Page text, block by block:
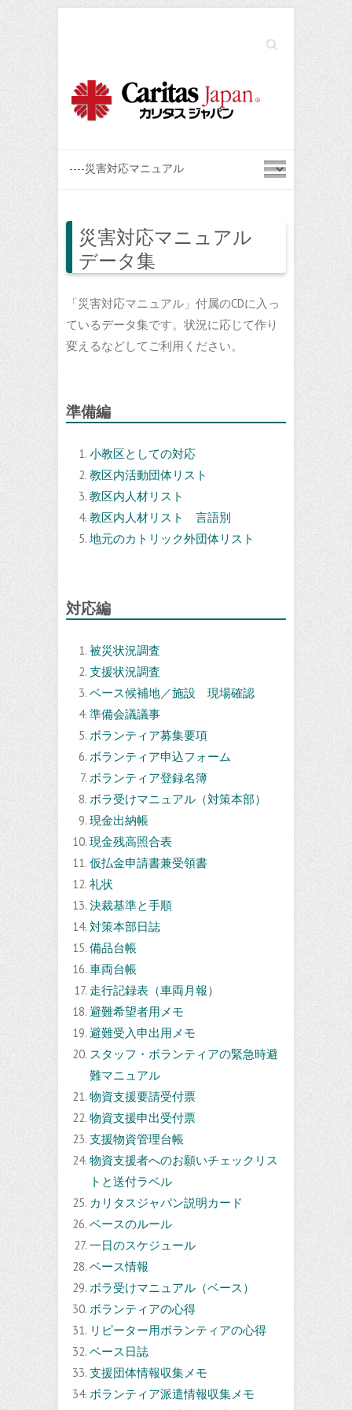
Search
災害対応マニュアル
データ集
「災害対応マニュアル」付属のCDに入っ
ているデータ集です。状況に応じて作り
変えるなどしてご利用ください。
準備編
小教区としての対応
教区内活動団体リスト
教区内人材リスト
教区内人材リスト 言語別
地元のカトリック外団体リスト
対応編
被災状況調査
支援状況調査
ベース候補地／施設 現場確認
準備会議議事
ボランティア募集要項
ボランティア申込フォーム
ボランティア登録名簿
ボラ受けマニュアル（対策本部）
現金出納帳
現金残高照合表
仮払金申請書兼受領書
礼状
決裁基準と手順
対策本部日誌
備品台帳
車両台帳
走行記録表（車両月報）
避難希望者用メモ
避難受入申出用メモ
スタッフ・ボランティアの緊急時避
難マニュアル
物資支援要請受付票
物資支援申出受付票
支援物資管理台帳
物資支援者へのお願いチェックリス
トと送付ラベル
カリタスジャパン説明カード
ベースのルール
一日のスケジュール
ベース情報
ボラ受けマニュアル（ベース）
ボランティアの心得
リピーター用ボランティアの心得
ベース日誌
支援団体情報収集メモ
ボランティア派遣情報収集メモ